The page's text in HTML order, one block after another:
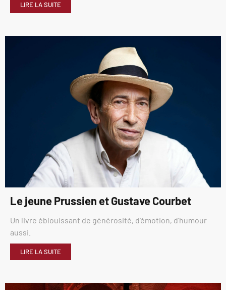
LIRE LA SUITE
Le jeune Prussien et Gustave Courbet
Un livre éblouissant de générosité, d’émotion, d’humour
aussi.
LIRE LA SUITE